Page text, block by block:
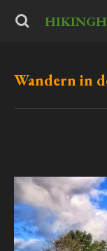
Zum
Wandern in